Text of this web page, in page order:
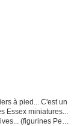
à pied... C'est un
Essex miniatures...
(figurines Peter